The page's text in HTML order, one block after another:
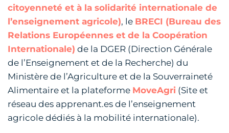
citoyenneté et à la solidarité internationale de
l’enseignement agricole), le BRECI (Bureau des
Relations Européennes et de la Coopération
Internationale) de la DGER (Direction Générale
de l’Enseignement et de la Recherche) du
Ministère de l’Agriculture et de la Souverraineté
Alimentaire et la plateforme MoveAgri (Site et
réseau des apprenant.es de l’enseignement
agricole dédiés à la mobilité internationale).